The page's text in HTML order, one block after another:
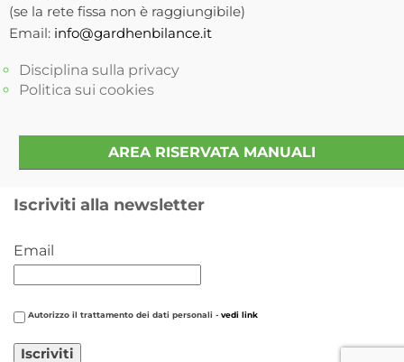
(se la rete fissa non è raggiungibile)
Email: info@gardhenbilance.it
Disciplina sulla privacy
Politica sui cookies
AREA RISERVATA MANUALI
Iscriviti alla newsletter
Email
Autorizzo il trattamento dei dati personali - vedi link